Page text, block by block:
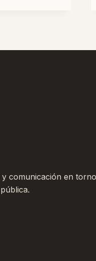
comunicación en